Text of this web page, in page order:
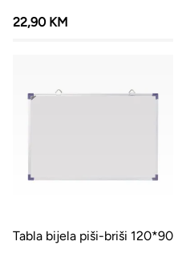
22,90 KM
Tabla bijela piši-briši 120*90